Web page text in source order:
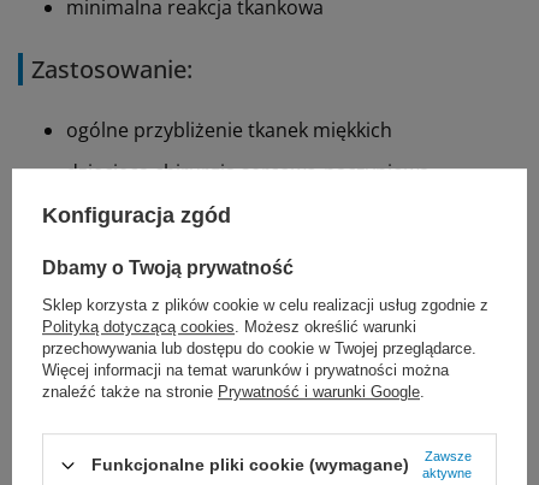
minimalna reakcja tkankowa
Zastosowanie:
ogólne przybliżenie tkanek miękkich
dziecięca chirurgia sercowo-naczyniowa
chirurgia okulistyczna
Przeciwwskazania:
gdy potrzebne jest krótkotrwałe lub
trwałe przybliżenie tkanek
u pacjentów uczulonych na niektóre składniki
Konfiguracja zgód
Dbamy o Twoją prywatność
Sklep korzysta z plików cookie w celu realizacji usług zgodnie z
Polityką dotyczącą cookies. Możesz określić warunki
przechowywania lub dostępu do cookie w Twojej przeglądarce.
Więcej informacji na temat warunków i prywatności można
znaleźć także na stronie Prywatność i warunki Google.
Funkcjonalne pliki cookie (wymagane)
Zawsze
aktywne